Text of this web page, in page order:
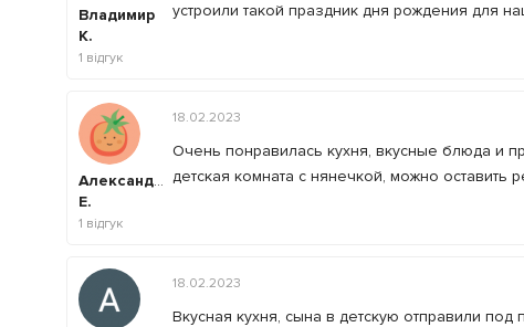
Владимир
К.
1 відгук
устроили такой праздник дня рождения для
Александра
Е.
1 відгук
18.02.2023
Очень понравилась кухня, вкусные блюда и
детская комната с нянечкой, можно
18.02.2023
Вкусная кухня, сына в детскую отправили под